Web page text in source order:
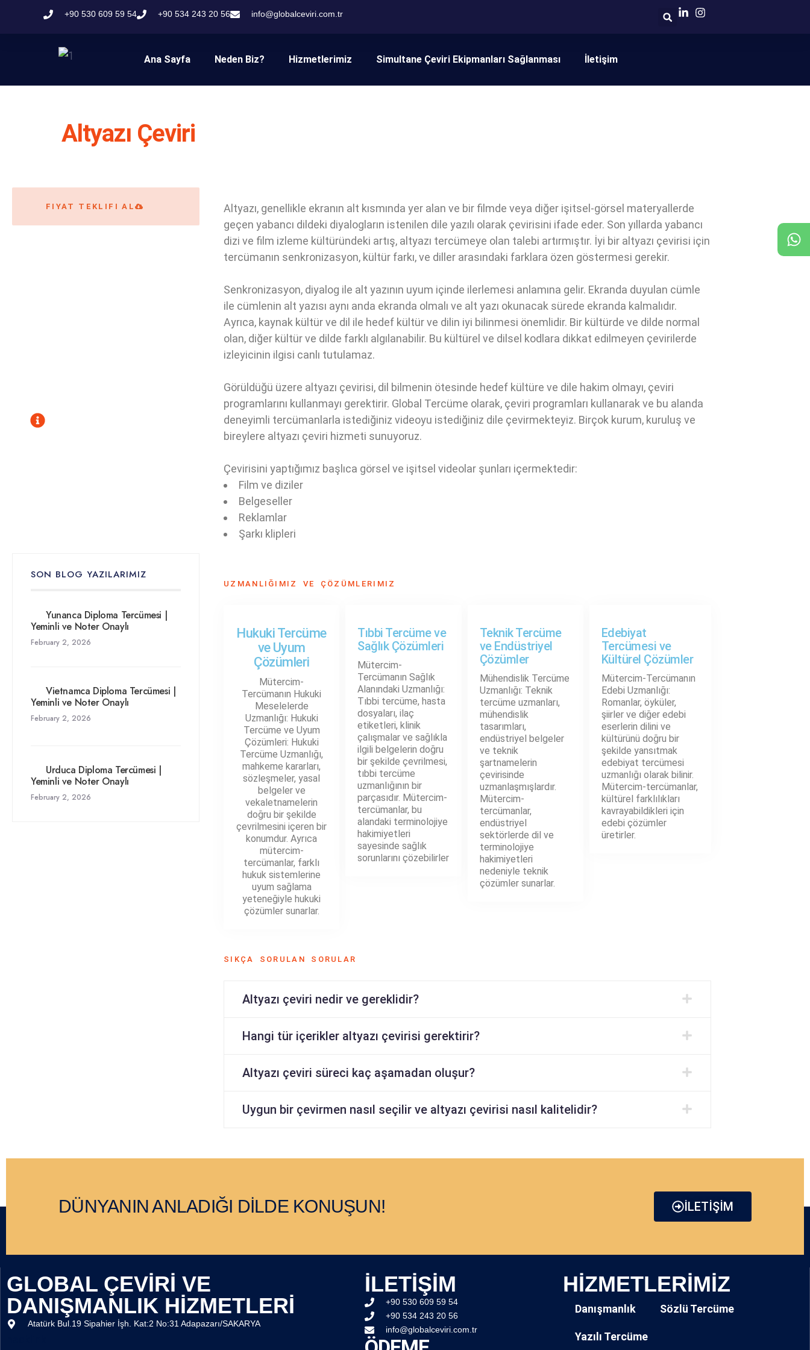
+90 530 609 59 54 +90 534 243 20 56 info@globalceviri.com.tr
Ana Sayfa Neden Biz? Hizmetlerimiz Simultane Çeviri Ekipmanları Sağlanması İletişim
Altyazı Çeviri
FIYAT TEKLIFI AL
SON BLOG YAZILARIMIZ
Yunanca Diploma Tercümesi |
Yeminli ve Noter Onaylı
February 2, 2026
Vietnamca Diploma Tercümesi |
Yeminli ve Noter Onaylı
February 2, 2026
Urduca Diploma Tercümesi |
Yeminli ve Noter Onaylı
February 2, 2026
Altyazı, genellikle ekranın alt kısmında yer alan ve bir filmde veya diğer işitsel-görsel materyallerde
geçen yabancı dildeki diyalogların istenilen dile yazılı olarak çevirisini ifade eder. Son yıllarda yabancı
dizi ve film izleme kültüründeki artış, altyazı tercümeye olan talebi artırmıştır. İyi bir altyazı çevirisi için
tercümanın senkronizasyon, kültür farkı, ve diller arasındaki farklara özen göstermesi gerekir.
Senkronizasyon, diyalog ile alt yazının uyum içinde ilerlemesi anlamına gelir. Ekranda duyulan cümle
ile cümlenin alt yazısı aynı anda ekranda olmalı ve alt yazı okunacak sürede ekranda kalmalıdır.
Ayrıca, kaynak kültür ve dil ile hedef kültür ve dilin iyi bilinmesi önemlidir. Bir kültürde ve dilde normal
olan, diğer kültür ve dilde farklı algılanabilir. Bu kültürel ve dilsel kodlara dikkat edilmeyen çevirilerde
izleyicinin ilgisi canlı tutulamaz.
Görüldüğü üzere altyazı çevirisi, dil bilmenin ötesinde hedef kültüre ve dile hakim olmayı, çeviri
programlarını kullanmayı gerektirir. Global Tercüme olarak, çeviri programları kullanarak ve bu alanda
deneyimli tercümanlarla istediğiniz videoyu istediğiniz dile çevirmekteyiz. Birçok kurum, kuruluş ve
bireylere altyazı çeviri hizmeti sunuyoruz.
Çevirisini yaptığımız başlıca görsel ve işitsel videolar şunları içermektedir:
Film ve diziler
Belgeseller
Reklamlar
Şarkı klipleri
UZMANLIĞIMIZ VE ÇÖZÜMLERIMIZ
Hukuki Tercüme
ve Uyum
Çözümleri
Mütercim-
Tercümanın Hukuki
Meselelerde
Uzmanlığı: Hukuki
Tercüme ve Uyum
Çözümleri: Hukuki
Tercüme Uzmanlığı,
mahkeme kararları,
sözleşmeler, yasal
belgeler ve
vekaletnamelerin
doğru bir şekilde
çevrilmesini içeren bir
konumdur. Ayrıca
mütercim-
tercümanlar, farklı
hukuk sistemlerine
uyum sağlama
yeteneğiyle hukuki
çözümler sunarlar.
Tıbbi Tercüme ve
Sağlık Çözümleri
Mütercim-
Tercümanın Sağlık
Alanındaki Uzmanlığı:
Tıbbi tercüme, hasta
dosyaları, ilaç
etiketleri, klinik
çalışmalar ve sağlıkla
ilgili belgelerin doğru
bir şekilde çevrilmesi,
tıbbi tercüme
uzmanlığının bir
parçasıdır. Mütercim-
tercümanlar, bu
alandaki terminolojiye
hakimiyetleri
sayesinde sağlık
sorunlarını çözebilirler
Teknik Tercüme
ve Endüstriyel
Çözümler
Mühendislik Tercüme
Uzmanlığı: Teknik
tercüme uzmanları,
mühendislik
tasarımları,
endüstriyel belgeler
ve teknik
şartnamelerin
çevirisinde
uzmanlaşmışlardır.
Mütercim-
tercümanlar,
endüstriyel
sektörlerde dil ve
terminolojiye
hakimiyetleri
nedeniyle teknik
çözümler sunarlar.
Edebiyat
Tercümesi ve
Kültürel Çözümler
Mütercim-Tercümanın
Edebi Uzmanlığı:
Romanlar, öyküler,
şiirler ve diğer edebi
eserlerin dilini ve
kültürünü doğru bir
şekilde yansıtmak
edebiyat tercümesi
uzmanlığı olarak bilinir.
Mütercim-tercümanlar,
kültürel farklılıkları
kavrayabildikleri için
edebi çözümler
üretirler.
SIKÇA SORULAN SORULAR
Altyazı çeviri nedir ve gereklidir?
Hangi tür içerikler altyazı çevirisi gerektirir?
Altyazı çeviri süreci kaç aşamadan oluşur?
Uygun bir çevirmen nasıl seçilir ve altyazı çevirisi nasıl kalitelidir?
DÜNYANIN ANLADIĞI DİLDE KONUŞUN! İLETİŞİM
GLOBAL ÇEVİRİ VE
DANIŞMANLIK HİZMETLERİ
Atatürk Bul.19 Sipahier İşh. Kat:2 No:31 Adapazarı/SAKARYA
İLETİŞİM
+90 530 609 59 54
+90 534 243 20 56
info@globalceviri.com.tr
HİZMETLERİMİZ
Danışmanlık Sözlü Tercüme
Yazılı Tercüme